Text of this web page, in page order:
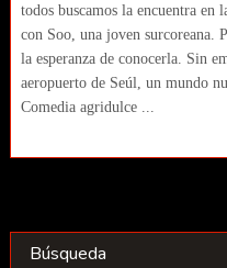
todos buscamos la encuentra en
con Soo, una joven surcoreana.
la esperanza de conocerla. Sin
aeropuerto de Seúl, un mundo
Comedia agridulce ...
Búsqueda